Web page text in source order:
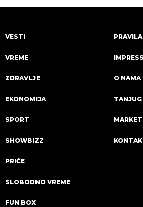
VESTI
VREME
ZDRAVLJE
EKONOMIJA
SPORT
SHOWBIZZ
PRIČE
SLOBODNO VREME
FUN BOX
O NAMA